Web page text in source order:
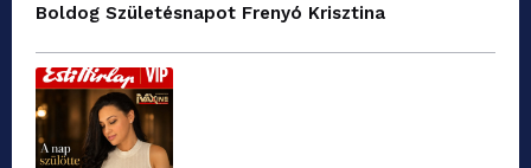
Boldog Születésnapot Frenyó Krisztina